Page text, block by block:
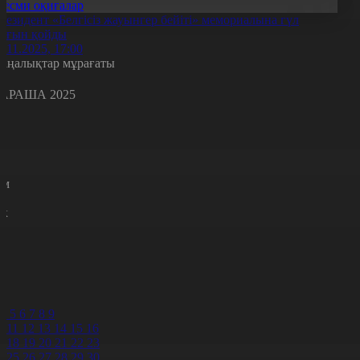
оқиғалар
«Белгісіз жауынгер бейіті» мемориалына гүл
қойды
17:00
мұрағаты
2025
5 6 7 8 9
11 12 13 14 15 16
18 19 20 21 22 23
25 26 27 28 29 30